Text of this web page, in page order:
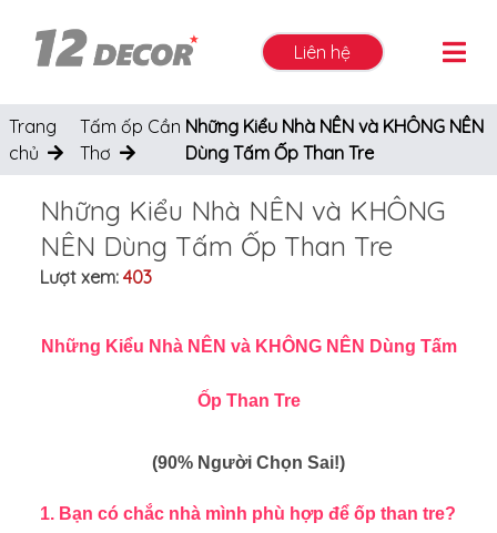
Liên hệ
Trang
chủ
Tấm ốp Cần
Thơ
Những Kiểu Nhà NÊN và KHÔNG NÊN
Dùng Tấm Ốp Than Tre
Những Kiểu Nhà NÊN và KHÔNG
NÊN Dùng Tấm Ốp Than Tre
Lượt xem: 403
Những Kiểu Nhà NÊN và KHÔNG NÊN Dùng Tấm
Ốp Than Tre
(90% Người Chọn Sai!)
1. Bạn có chắc nhà mình phù hợp để ốp than tre?